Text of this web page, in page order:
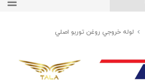
لوله خروجي روغن توربو اصلي